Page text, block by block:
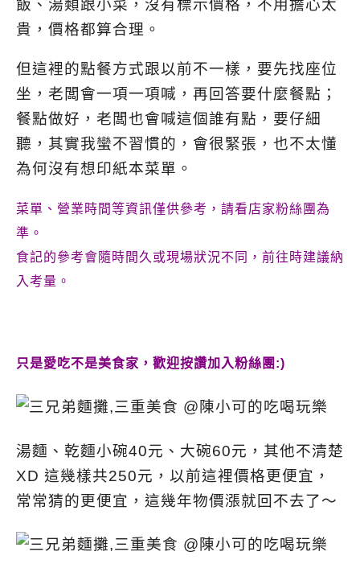
飯、湯類跟小菜，沒有標示價格，不用擔心太
貴，價格都算合理。
但這裡的點餐方式跟以前不一樣，要先找座位
坐，老闆會一項一項喊，再回答要什麼餐點；
餐點做好，老闆也會喊這個誰有點，要仔細
聽，其實我蠻不習慣的，會很緊張，也不太懂
為何沒有想印紙本菜單。
菜單、營業時間等資訊僅供參考，請看店家粉絲團為
準。
食記的參考會隨時間久或現場狀況不同，前往時建議納
入考量。
只是愛吃不是美食家，歡迎按讚加入粉絲團:)
湯麵、乾麵小碗40元、大碗60元，其他不清楚
XD 這幾樣共250元，以前這裡價格更便宜，
常常猜的更便宜，這幾年物價漲就回不去了～